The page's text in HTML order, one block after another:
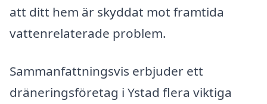
att ditt hem är skyddat mot framtida
vattenrelaterade problem.
Sammanfattningsvis erbjuder ett
dräneringsföretag i Ystad flera viktiga